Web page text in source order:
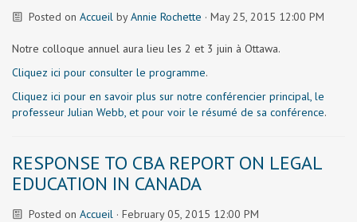
Posted on AccueilbyAnnie Rochette · May 25, 2015 12:00 PM
Notre colloque annuel aura lieu les 2 et 3 juin à Ottawa.
Cliquez ici pour consulter le programme.
Cliquez ici pour en savoir plus sur notre conférencier principal, le
professeur Julian Webb, et pour voir le résumé de sa conférence.
RESPONSE TO CBA REPORT ON LEGAL
EDUCATION IN CANADA
Posted on Accueil· February 05, 2015 12:00 PM